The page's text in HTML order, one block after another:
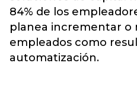
84% de los
planea incrementar o
empleados como
automatización.